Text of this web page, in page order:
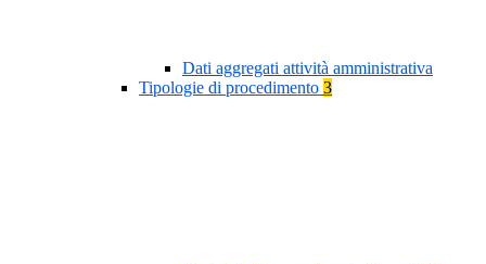
Dati aggregati attività amministrativa
Tipologie di procedimento 3